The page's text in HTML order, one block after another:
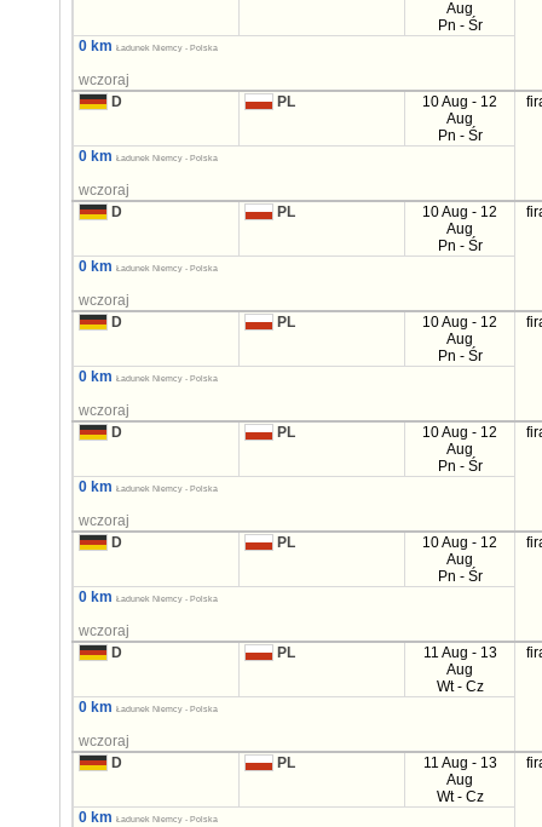
Aug
Pn - Śr
0 km
Ładunek Niemcy - Polska
wczoraj
D
PL
10 Aug - 12
Aug
Pn - Śr
0 km Ładunek Niemcy - Polska
wczoraj
D
PL
10 Aug - 12
Aug
Pn - Śr
0 km Ładunek Niemcy - Polska
wczoraj
D
PL
10 Aug - 12
Aug
Pn - Śr
0 km Ładunek Niemcy - Polska
wczoraj
D
PL
10 Aug - 12
Aug
Pn - Śr
0 km Ładunek Niemcy - Polska
wczoraj
D
PL
10 Aug - 12
Aug
Pn - Śr
0 km Ładunek Niemcy - Polska
wczoraj
D
PL
11 Aug - 13
Aug
Wt - Cz
0 km Ładunek Niemcy - Polska
wczoraj
D
PL
11 Aug - 13
Aug
Wt - Cz
0 km Ładunek Niemcy - Polska